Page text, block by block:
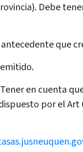
Debe
que
en cuenta
por el Art